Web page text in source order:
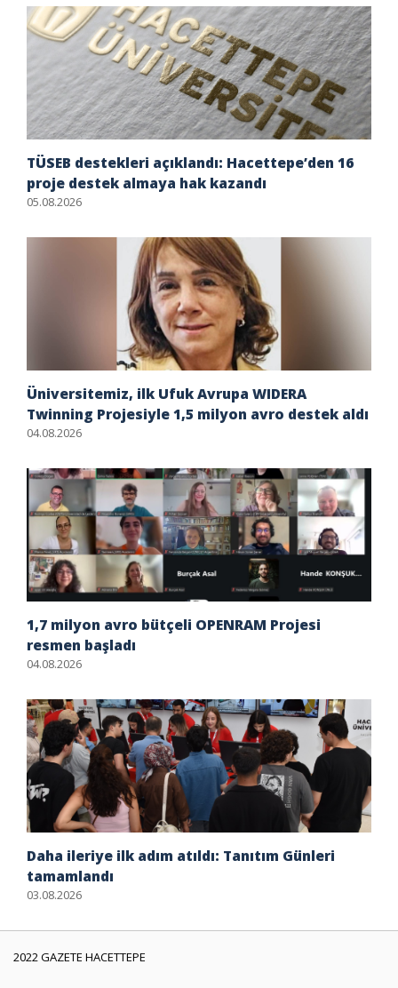
TÜSEB destekleri açıklandı: Hacettepe’den 16
proje destek almaya hak kazandı
05.08.2026
Üniversitemiz, ilk Ufuk Avrupa WIDERA
Twinning Projesiyle 1,5 milyon avro destek aldı
04.08.2026
1,7 milyon avro bütçeli OPENRAM Projesi
resmen başladı
04.08.2026
Daha ileriye ilk adım atıldı: Tanıtım Günleri
tamamlandı
03.08.2026
2022 GAZETE HACETTEPE